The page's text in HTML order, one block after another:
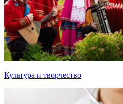
Культура и творчество